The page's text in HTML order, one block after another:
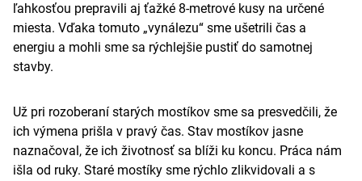
ľahkosťou prepravili aj ťažké 8-metrové kusy na určené
miesta. Vďaka tomuto „vynálezu“ sme ušetrili čas a
energiu a mohli sme sa rýchlejšie pustiť do samotnej
stavby.
Už pri rozoberaní starých mostíkov sme sa presvedčili, že
ich výmena prišla v pravý čas. Stav mostíkov jasne
naznačoval, že ich životnosť sa blíži ku koncu. Práca nám
išla od ruky. Staré mostíky sme rýchlo zlikvidovali a s